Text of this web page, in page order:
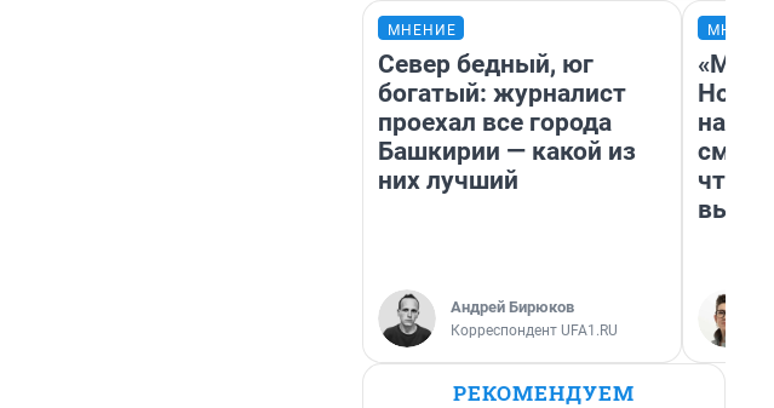
МНЕНИЕ
Север бедный, юг
богатый: журналист
проехал все города
Башкирии — какой из
них лучший
Андрей Бирюков
Корреспондент UFA1.RU
«Мы
РЕКОМЕНДУЕМ